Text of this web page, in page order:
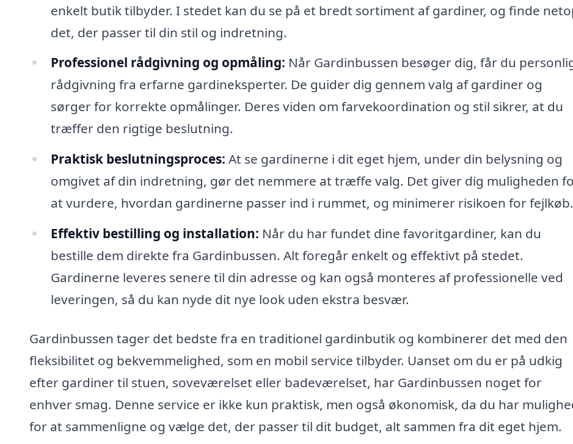
enkelt butik tilbyder. I stedet kan du se på et bredt sortiment af gardiner, og finde
det, der passer til din stil og indretning.
Professionel rådgivning og opmåling: Når Gardinbussen besøger dig, får du
rådgivning fra erfarne gardineksperter. De guider dig gennem valg af gardiner og
sørger for korrekte opmålinger. Deres viden om farvekoordination og stil sikrer, at du
træffer den rigtige beslutning.
Praktisk beslutningsproces: At se gardinerne i dit eget hjem, under din belysning og
omgivet af din indretning, gør det nemmere at træffe valg. Det giver dig muligheden
at vurdere, hvordan gardinerne passer ind i rummet, og minimerer risikoen for fejlkøb.
Effektiv bestilling og installation: Når du har fundet dine favoritgardiner, kan du
bestille dem direkte fra Gardinbussen. Alt foregår enkelt og effektivt på stedet.
Gardinerne leveres senere til din adresse og kan også monteres af professionelle ved
leveringen, så du kan nyde dit nye look uden ekstra besvær.
Gardinbussen tager det bedste fra en traditionel gardinbutik og kombinerer det med den
fleksibilitet og bekvemmelighed, som en mobil service tilbyder. Uanset om du er på udkig
efter gardiner til stuen, soveværelset eller badeværelset, har Gardinbussen noget for
enhver smag. Denne service er ikke kun praktisk, men også økonomisk, da du har
for at sammenligne og vælge det, der passer til dit budget, alt sammen fra dit eget hjem.